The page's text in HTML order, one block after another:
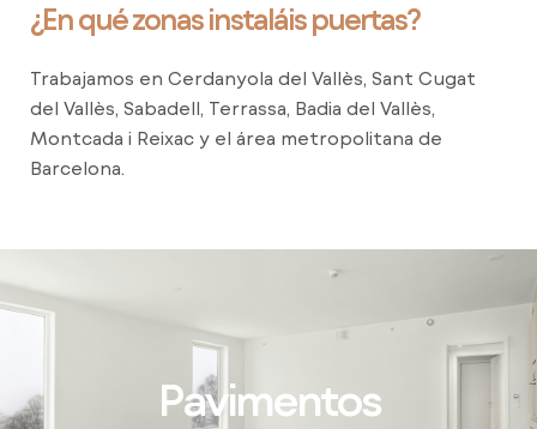
¿En qué zonas instaláis puertas?
Trabajamos en Cerdanyola del Vallès, Sant Cugat
del Vallès, Sabadell, Terrassa, Badia del Vallès,
Montcada i Reixac y el área metropolitana de
Barcelona.
Pavimentos